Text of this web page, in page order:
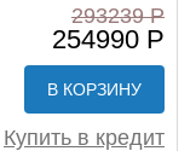
293239 Р
254990 Р
В КОРЗИНУ
Купить в кредит